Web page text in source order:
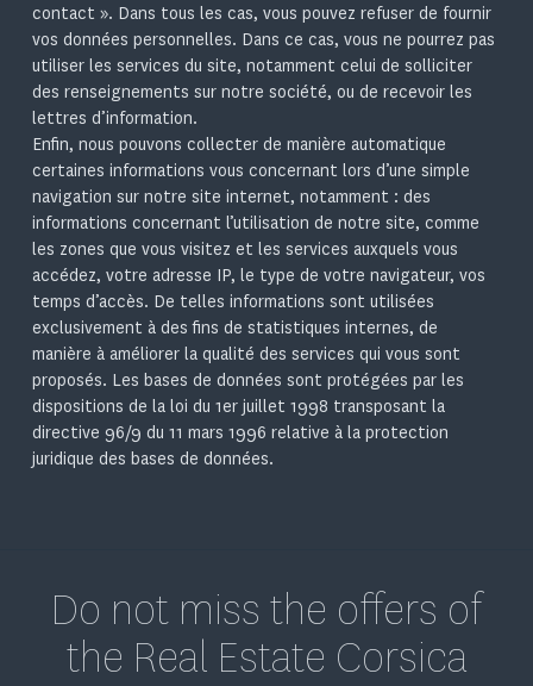
contact ». Dans tous les cas, vous pouvez refuser de fournir
vos données personnelles. Dans ce cas, vous ne pourrez pas
utiliser les services du site, notamment celui de solliciter
des renseignements sur notre société, ou de recevoir les
lettres d’information.
Enfin, nous pouvons collecter de manière automatique
certaines informations vous concernant lors d’une simple
navigation sur notre site internet, notamment : des
informations concernant l’utilisation de notre site, comme
les zones que vous visitez et les services auxquels vous
accédez, votre adresse IP, le type de votre navigateur, vos
temps d’accès. De telles informations sont utilisées
exclusivement à des fins de statistiques internes, de
manière à améliorer la qualité des services qui vous sont
proposés. Les bases de données sont protégées par les
dispositions de la loi du 1er juillet 1998 transposant la
directive 96/9 du 11 mars 1996 relative à la protection
juridique des bases de données.
Do not miss the offers of
the Real Estate Corsica